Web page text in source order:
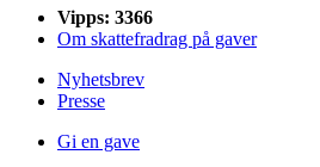
Vipps: 3366
Om skattefradrag på gaver
Nyhetsbrev
Presse
Gi en gave